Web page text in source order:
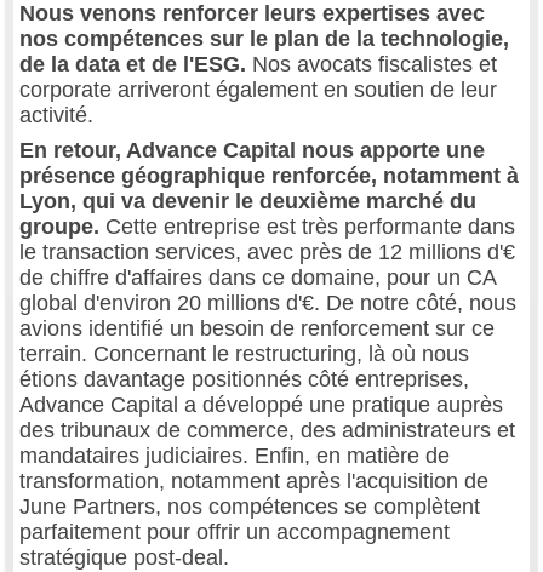
Nous venons renforcer leurs expertises avec
nos compétences sur le plan de la technologie,
de la data et de l'ESG. Nos avocats fiscalistes et
corporate arriveront également en soutien de leur
activité.
En retour, Advance Capital nous apporte une
présence géographique renforcée, notamment à
Lyon, qui va devenir le deuxième marché du
groupe. Cette entreprise est très performante dans
le transaction services, avec près de 12 millions d'€
de chiffre d'affaires dans ce domaine, pour un CA
global d'environ 20 millions d'€. De notre côté, nous
avions identifié un besoin de renforcement sur ce
terrain. Concernant le restructuring, là où nous
étions davantage positionnés côté entreprises,
Advance Capital a développé une pratique auprès
des tribunaux de commerce, des administrateurs et
mandataires judiciaires. Enfin, en matière de
transformation, notamment après l'acquisition de
June Partners, nos compétences se complètent
parfaitement pour offrir un accompagnement
stratégique post-deal.